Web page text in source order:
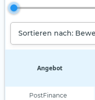
Sortieren nach:
Angebot
PostFinance